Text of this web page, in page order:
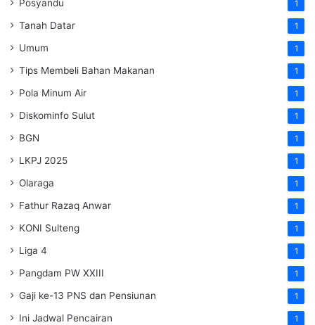
Posyandu 1
Tanah Datar 1
Umum 1
Tips Membeli Bahan Makanan 1
Pola Minum Air 1
Diskominfo Sulut 1
BGN 1
LKPJ 2025 1
Olaraga 1
Fathur Razaq Anwar 1
KONI Sulteng 1
Liga 4 1
Pangdam PW XXIII 1
Gaji ke-13 PNS dan Pensiunan 1
Ini Jadwal Pencairan 1